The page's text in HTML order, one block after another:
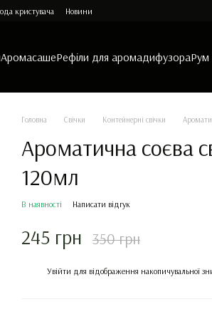
кристувача Новини
АромасашеРефіли для аромадифузораРум
Головна Свічки Контейнерні свічки
Ароматична соєва
120мл
В наявності Написати відгук
245 грн 350 грн
Увійти для відображення накопичувальної